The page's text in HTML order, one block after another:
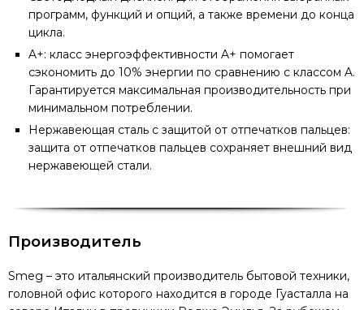
программ, функций и опций, а также времени до конца
цикла.
A+: класс энергоэффективности A+ помогает
сэкономить до 10% энергии по сравнению с классом A.
Гарантируется максимальная производительность при
минимальном потреблении.
Нержавеющая сталь с защитой от отпечатков пальцев:
защита от отпечатков пальцев сохраняет внешний вид
нержавеющей стали.
Производитель
Smeg – это итальянский производитель бытовой техники,
головной офис которого находится в городе Гуасталла на